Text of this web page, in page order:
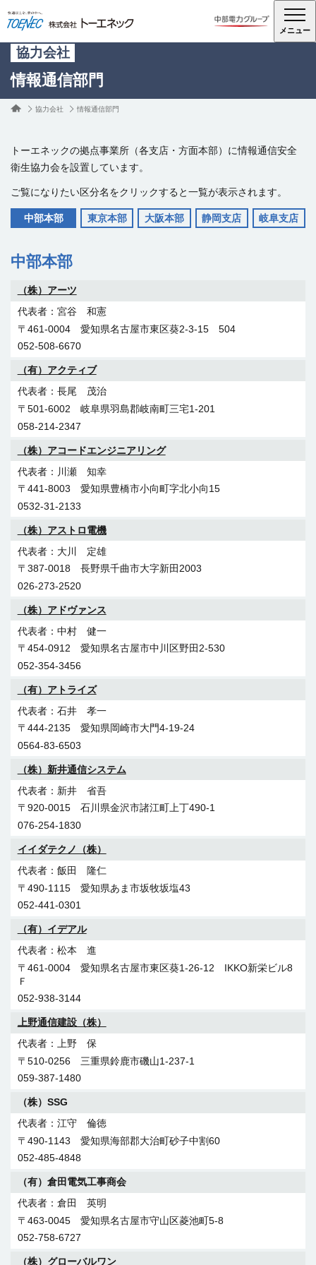
メニュー
協力会社
情報通信部門
協力会社 情報通信部門
トーエネックの拠点事業所（各支店・方面本部）に情報通信安全
衛生協力会を設置しています。
ご覧になりたい区分名をクリックすると一覧が表示されます。
中部本部 東京本部 大阪本部 静岡支店 岐阜支店
中部本部
（株）アーツ
宮谷 和憲
〒461-0004 愛知県名古屋市東区葵2-3-15 504
052-508-6670
（有）アクティブ
長尾 茂治
〒501-6002 岐阜県羽島郡岐南町三宅1-201
058-214-2347
（株）アコードエンジニアリング
川瀬 知幸
〒441-8003 愛知県豊橋市小向町字北小向15
0532-31-2133
（株）アストロ電機
大川 定雄
〒387-0018 長野県千曲市大字新田2003
026-273-2520
（株）アドヴァンス
中村 健一
〒454-0912 愛知県名古屋市中川区野田2-530
052-354-3456
（有）アトライズ
石井 孝一
〒444-2135 愛知県岡崎市大門4-19-24
0564-83-6503
（株）新井通信システム
新井 省吾
〒920-0015 石川県金沢市諸江町上丁490-1
076-254-1830
イイダテクノ（株）
飯田 隆仁
〒490-1115 愛知県あま市坂牧坂塩43
052-441-0301
（有）イデアル
松本 進
〒461-0004 愛知県名古屋市東区葵1-26-12 IKKO新栄ビル8
Ｆ
052-938-3144
上野通信建設（株）
上野 保
〒510-0256 三重県鈴鹿市磯山1-237-1
059-387-1480
（株）SSG
江守 倫徳
〒490-1143 愛知県海部郡大治町砂子中割60
052-485-4848
（有）倉田電気工事商会
倉田 英明
〒463-0045 愛知県名古屋市守山区菱池町5-8
052-758-6727
（株）グローバルワン